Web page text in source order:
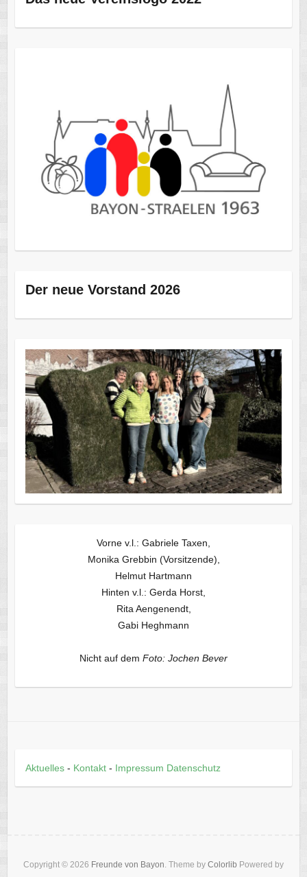
Der neue Vorstand 2026
Vorne v.l.: Gabriele Taxen,
Monika Grebbin (Vorsitzende),
Helmut Hartmann
Hinten v.l.: Gerda Horst,
Rita Aengenendt,
Gabi Heghmann
Nicht auf dem Foto: Jochen Bever
Aktuelles - Kontakt- Impressum Datenschutz
Copyright © 2026 Freunde von Bayon. Theme by Colorlib Powered by